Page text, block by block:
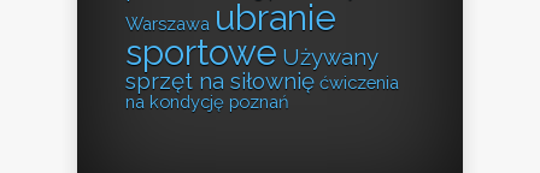
Warszawa ubranie
sportowe Używany
sprzęt na siłownię ćwiczenia
na kondycję poznań